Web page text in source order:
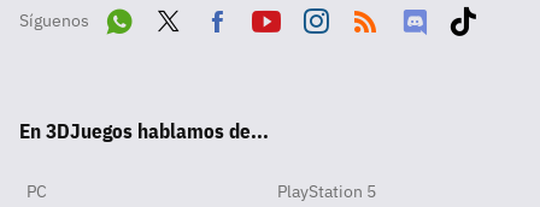
Síguenos
pp
ok
En 3DJuegos hablamos de...
PC PlayStation 5